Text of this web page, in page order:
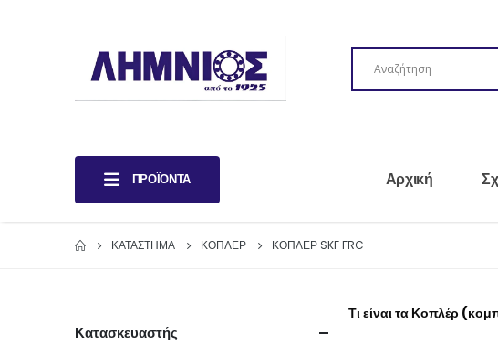
ΠΡΟΪΌΝΤΑ Αρχική
ΚΑΤΆΣΤΗΜΑ ΚΟΠΛΕΡ ΚΟΠΛΕΡ SKF FRC
Τι είναι τα Κοπλέρ
Κατασκευαστής